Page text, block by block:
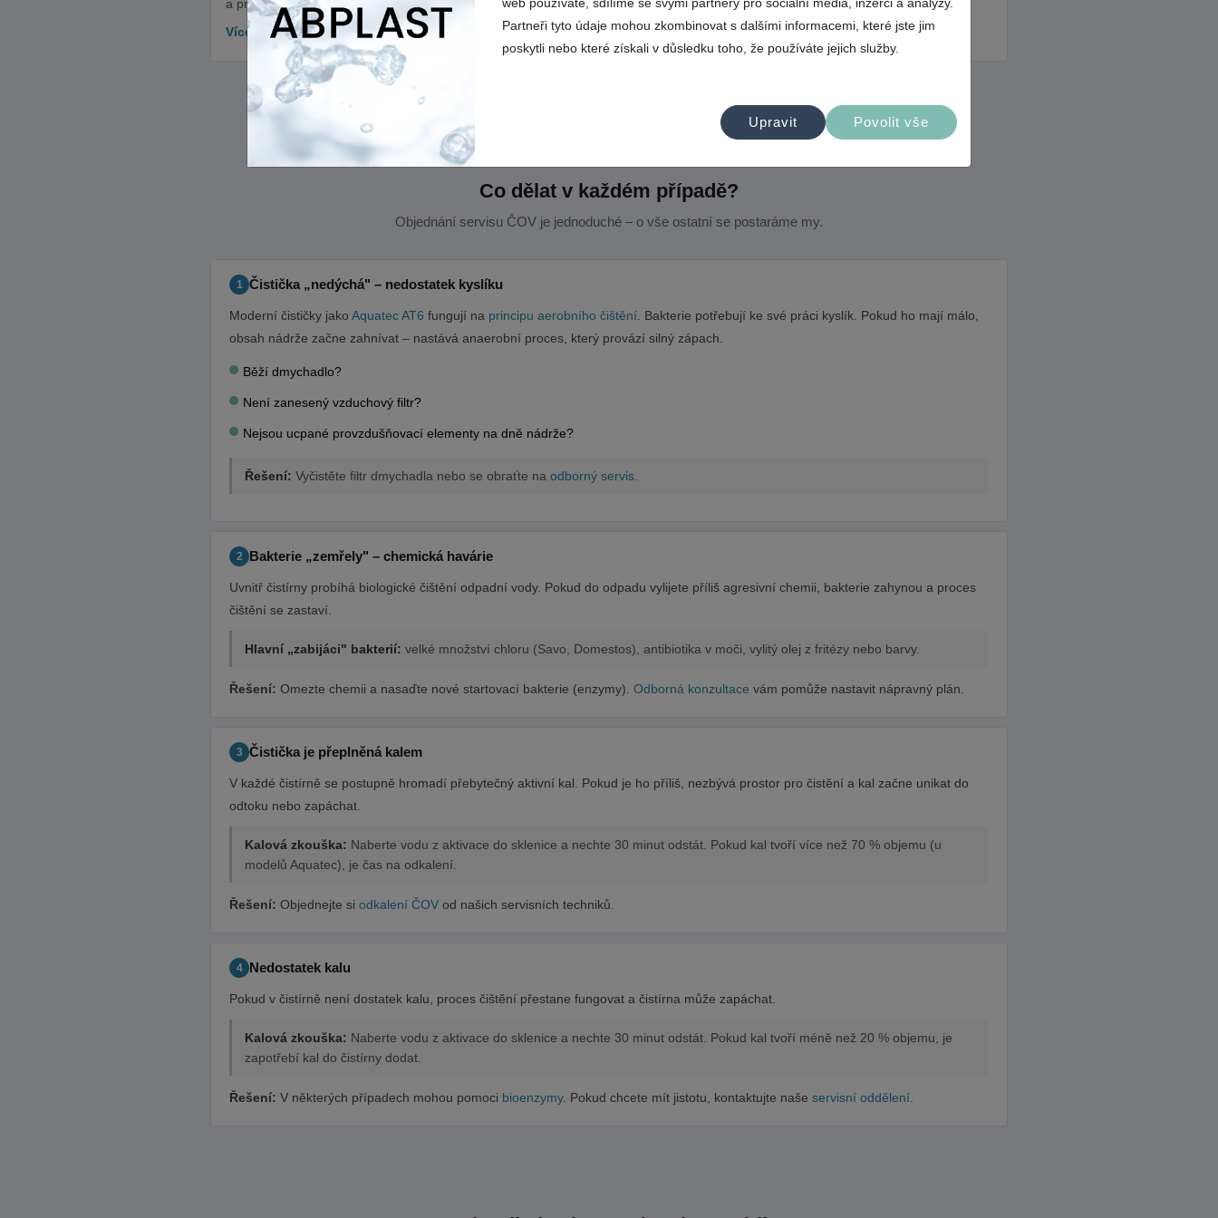
a provzdušňovací elementy.
Více o příčině →
se zastaví.
Více o příčině →
a kal začne zapáchat.
Více o příčině →
a čistírna zapáchá.
Více o příčině →
Co dělat v každém případě?
Objednání servisu ČOV je jednoduché – o vše ostatní se postaráme my.
1 Čistička „nedýchá" – nedostatek kyslíku
Moderní čističky jako Aquatec AT6 fungují na principu aerobního čištění. Bakterie potřebují ke své práci kyslík. Pokud ho mají málo,
obsah nádrže začne zahnívat – nastává anaerobní proces, který provází silný zápach.
Běží dmychadlo?
Není zanesený vzduchový filtr?
Nejsou ucpané provzdušňovací elementy na dně nádrže?
Řešení: Vyčistěte filtr dmychadla nebo se obraťte na odborný servis.
2 Bakterie „zemřely" – chemická havárie
Uvnitř čistírny probíhá biologické čištění odpadní vody. Pokud do odpadu vylijete příliš agresivní chemii, bakterie zahynou a proces
čištění se zastaví.
Hlavní „zabijáci" bakterií: velké množství chloru (Savo, Domestos), antibiotika v moči, vylitý olej z fritézy nebo barvy.
Řešení: Omezte chemii a nasaďte nové startovací bakterie (enzymy). Odborná konzultace vám pomůže nastavit nápravný plán.
3 Čistička je přeplněná kalem
V každé čistírně se postupně hromadí přebytečný aktivní kal. Pokud je ho příliš, nezbývá prostor pro čistění a kal začne unikat do
odtoku nebo zapáchat.
Kalová zkouška: Naberte vodu z aktivace do sklenice a nechte 30 minut odstát. Pokud kal tvoří více než 70 % objemu (u
modelů Aquatec), je čas na odkalení.
Řešení: Objednejte si odkalení ČOV od našich servisních techniků.
4 Nedostatek kalu
Pokud v čistírně není dostatek kalu, proces čištění přestane fungovat a čistírna může zapáchat.
Kalová zkouška: Naberte vodu z aktivace do sklenice a nechte 30 minut odstát. Pokud kal tvoří méně než 20 % objemu, je
zapotřebí kal do čistírny dodat.
Řešení: V některých případech mohou pomoci bioenzymy. Pokud chcete mít jistotu, kontaktujte naše servisní oddělení.
Partneři tyto údaje mohou zkombinovat s dalšími informacemi, které jste jim
poskytli nebo které získali v důsledku toho, že používáte jejich služby.
Upravit Povolit vše